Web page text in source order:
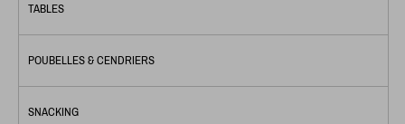
TABLES
POUBELLES & CENDRIERS
SNACKING